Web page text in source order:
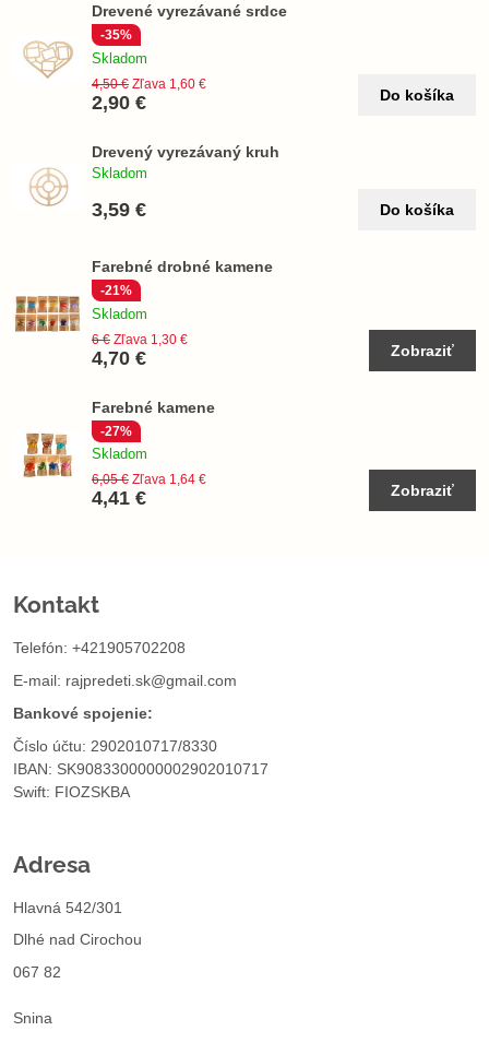
Drevené vyrezávané srdce
-35%
Skladom
2,90 €
4,50 € Zľava 1,60 €
Do košíka
Drevený vyrezávaný kruh
Skladom
3,59 € Do košíka
Farebné drobné kamene
-21%
Skladom
4,70 €
6 € Zľava 1,30 €
Zobraziť
Farebné kamene
-27%
Skladom
4,41 €
6,05 € Zľava 1,64 €
Zobraziť
Kontakt
Telefón: +421905702208
E-mail: rajpredeti.sk@gmail.com
Bankové spojenie:
Číslo účtu: 2902010717/8330
IBAN: SK9083300000002902010717
Swift: FIOZSKBA
Adresa
Hlavná 542/301
Dlhé nad Cirochou
067 82
Snina